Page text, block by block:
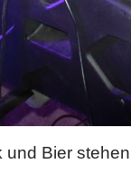
und Bier